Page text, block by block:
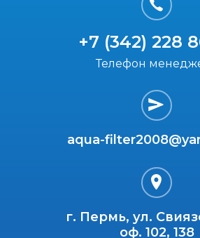
+7 (342) 228
aqua-
г. Пермь, ул.
оф. 102, 138
Телефон